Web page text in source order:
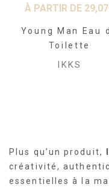
À PARTIR DE 29,07
Young Man Eau
Toilette
IKKS
Plus qu’un produit,
créativité,
essentielles à la